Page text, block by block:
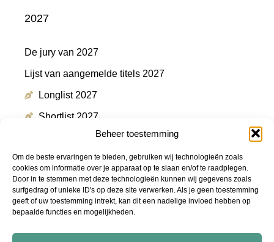
Beheer toestemming
Om de beste ervaringen te bieden, gebruiken wij technologieën zoals
cookies om informatie over je apparaat op te slaan en/of te raadplegen.
Door in te stemmen met deze technologieën kunnen wij gegevens zoals
surfgedrag of unieke ID's op deze site verwerken. Als je geen toestemming
geeft of uw toestemming intrekt, kan dit een nadelige invloed hebben op
bepaalde functies en mogelijkheden.
2027
De jury van 2027
Lijst van aangemelde titels 2027
Longlist 2027
Shortlist 2027
Winnaar 2027
Meer informatie
Persmap